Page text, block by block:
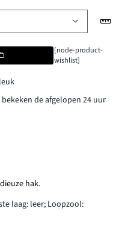
[node-product-
wishlist]
de afgelopen 24 uur
hak.
laag: leer; Loopzool: